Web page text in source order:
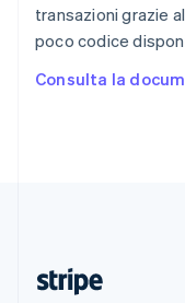
transazioni grazie
poco codice
Consulta la
Spagna
EspañolEnglish
English Español简